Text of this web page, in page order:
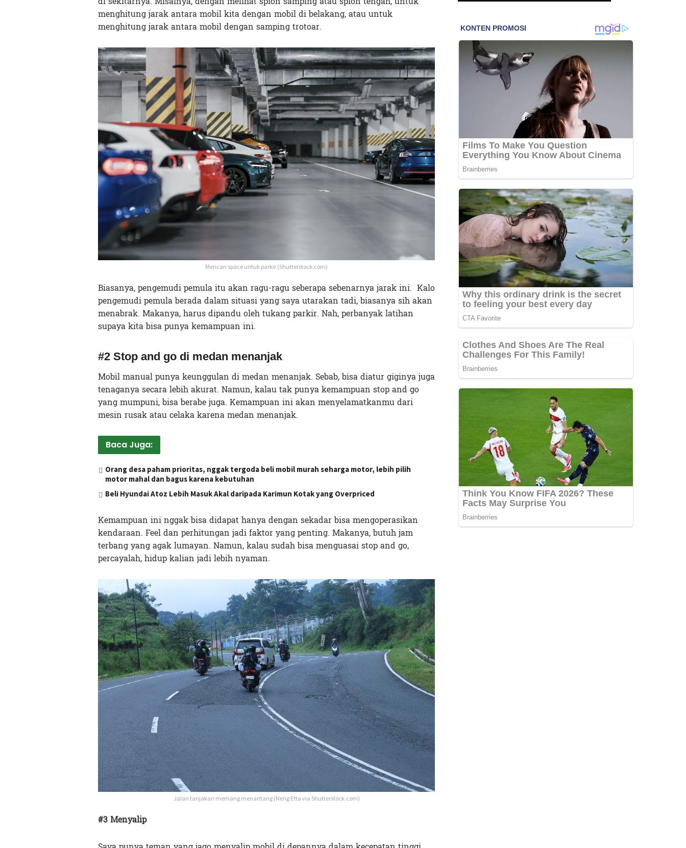
menghitung jarak antara mobil kita dengan mobil di belakang, atau untuk
menghitung jarak antara mobil dengan samping trotoar.
Mencari space untuk parkir (Shutterstock.com)
Biasanya, pengemudi pemula itu akan ragu-ragu seberapa sebenarnya jarak ini. Kalo
pengemudi pemula berada dalam situasi yang saya utarakan tadi, biasanya sih akan
menabrak. Makanya, harus dipandu oleh tukang parkir. Nah, perbanyak latihan
supaya kita bisa punya kemampuan ini.
#2 Stop and go di medan menanjak
Mobil manual punya keunggulan di medan menanjak. Sebab, bisa diatur giginya juga
tenaganya secara lebih akurat. Namun, kalau tak punya kemampuan stop and go
yang mumpuni, bisa berabe juga. Kemampuan ini akan menyelamatkanmu dari
mesin rusak atau celaka karena medan menanjak.
Baca Juga:
Orang desa paham prioritas, nggak tergoda beli mobil murah seharga motor, lebih pilih
motor mahal dan bagus karena kebutuhan
Beli Hyundai Atoz Lebih Masuk Akal daripada Karimun Kotak yang Overpriced
Kemampuan ini nggak bisa didapat hanya dengan sekadar bisa mengoperasikan
kendaraan. Feel dan perhitungan jadi faktor yang penting. Makanya, butuh jam
terbang yang agak lumayan. Namun, kalau sudah bisa menguasai stop and go,
percayalah, hidup kalian jadi lebih nyaman.
Jalan tanjakan memang menantang (Neng Etta via Shutterstock.com)
#3 Menyalip